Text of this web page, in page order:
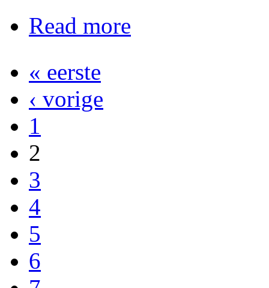
Read more
Pagina's
« eerste
‹ vorige
1
2
3
4
5
6